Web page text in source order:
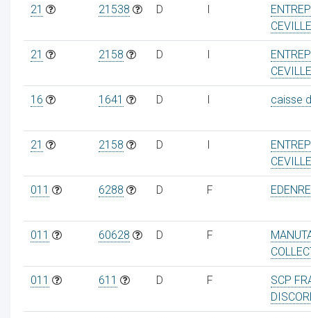
21 21538 D I
21 2158 D I
16 1641 D I caisse
21 2158 D I
011 6288 D F
011 60628 D F
011 611 D F
SCP